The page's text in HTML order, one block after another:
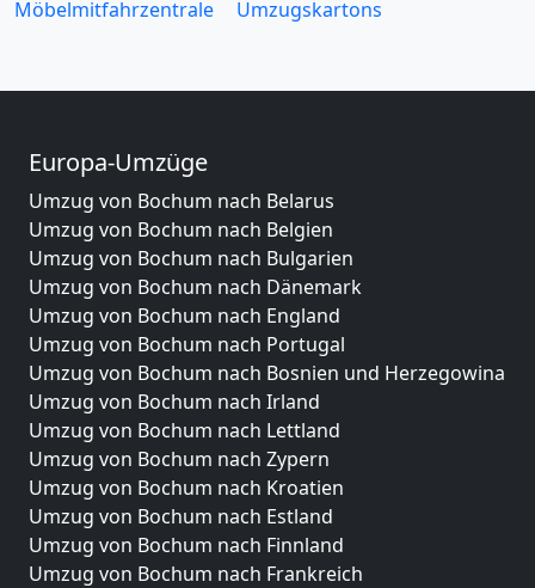
Möbelmitfahrzentrale
Umzugskartons
Europa-Umzüge
Umzug von Bochum nach Belarus
Umzug von Bochum nach Belgien
Umzug von Bochum nach Bulgarien
Umzug von Bochum nach Dänemark
Umzug von Bochum nach England
Umzug von Bochum nach Portugal
Umzug von Bochum nach Bosnien und Herzegowina
Umzug von Bochum nach Irland
Umzug von Bochum nach Lettland
Umzug von Bochum nach Zypern
Umzug von Bochum nach Kroatien
Umzug von Bochum nach Estland
Umzug von Bochum nach Finnland
Umzug von Bochum nach Frankreich